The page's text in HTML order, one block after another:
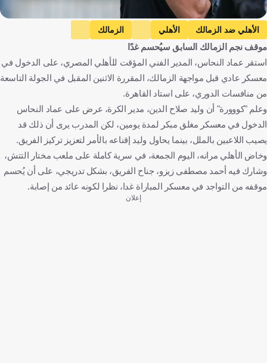
الأهلي ضد الزمالك الأهلي
الزمالك
الدوري المصري الممتاز
عماد النحاس
كرة قدم
موقف نجم الزمالك السابق سيُحسم غدًا
استقر عماد النحاس، المدير الفني المؤقت للأهلي المصري، على الدخول في
معسكر عادي قبل مواجهة الزمالك، المقررة الاثنين المقبل في الجولة التاسعة
من منافسات الدوري، على استاد القاهرة.
وعلم "كووورة" أن وليد صلاح الدين، مدير الكرة، عرض على عماد النحاس
الدخول في معسكر مغلق مبكر لمدة يومين، لكن المدرب يرى أن ذلك قد
يصيب اللاعبين بالملل، بينما يحاول وليد إقناعه بالأمر لتعزيز تركيز الفريق.
وخاض الأهلي مرانه، اليوم الجمعة، في سرية كاملة على ملعب مختار التتش،
وشارك فيه أحمد مصطفى زيزو، جناح الفريق، بشكل تدريجي، على أن يُحسم
موقفه من التواجد في معسكر المباراة غدا، نظرا لكونه عائد من إصابة.
إعلان